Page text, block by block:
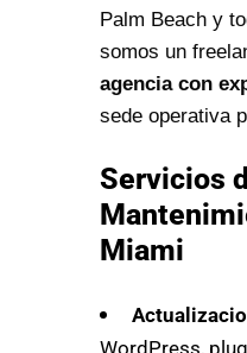
Palm Beach y
somos un
agencia con
sede operativa
Servicios
Miami
WordPress,